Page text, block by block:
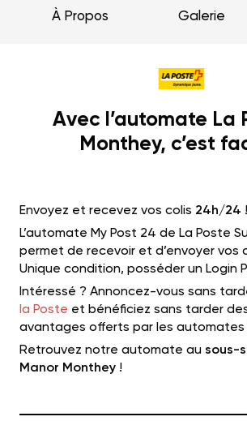
À Propos Galerie
Avec l’automate La
Monthey, c’est
Envoyez et recevez vos colis 24h/24 !
L’automate My Post 24 de La Poste
permet de recevoir et d’envoyer vos
Unique condition, posséder un Login
Intéressé ? Annoncez-vous sans
la Poste et bénéficiez sans tarder
avantages offerts par les automates
Retrouvez notre automate au sous-
Manor Monthey !